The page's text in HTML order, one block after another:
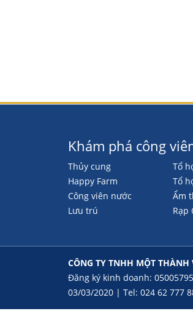
Khám phá công
Thủy cung
Tổ
Happy Farm
Tổ
Công viên nước
Ẩm
Lưu trú
Rạp
CÔNG TY TNHH MỘT
Đăng ký kinh doanh:
03/03/2020 | Tel: 024 62 777